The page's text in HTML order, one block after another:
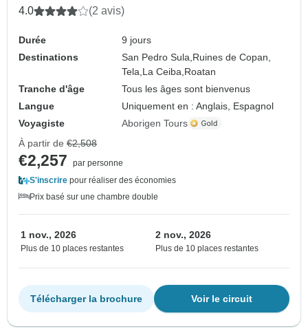
4.0 (2 avis)
Durée
9 jours
Destinations
San Pedro Sula, Ruines de Copan,
Tela, La Ceiba, Roatan
Tranche d'âge
Tous les âges sont bienvenus
Langue
Uniquement en : Anglais, Espagnol
Voyagiste
Aborigen Tours
À partir de €2,508
€2,257
par personne
S'inscrire pour réaliser des économies
Prix basé sur une chambre double
1 nov., 2026
Plus de 10 places restantes
2 nov., 2026
Plus de 10 places restantes
Voir le circuit
Télécharger la brochure